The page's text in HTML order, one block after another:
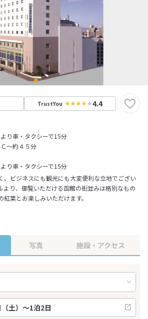
TrustYou 4.4
り車・タクシーで15分
～約４５分
り車・タクシーで15分
、ビジネスにも観光にも大変便利な立地でござい
より、御覧いただける函館の街並みは格別なもの
葉とお楽しみいただけます。
写真 施設・アクセス